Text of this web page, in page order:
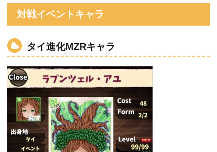
対戦イベントキャラ
タイ進化MZRキャラ